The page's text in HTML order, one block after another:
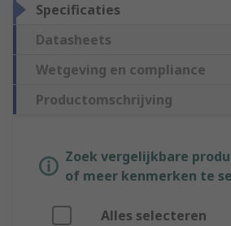
Specificaties
Datasheets
Wetgeving en compliance
Productomschrijving
Zoek vergelijkbare
of meer kenmerken te
Alles selecteren